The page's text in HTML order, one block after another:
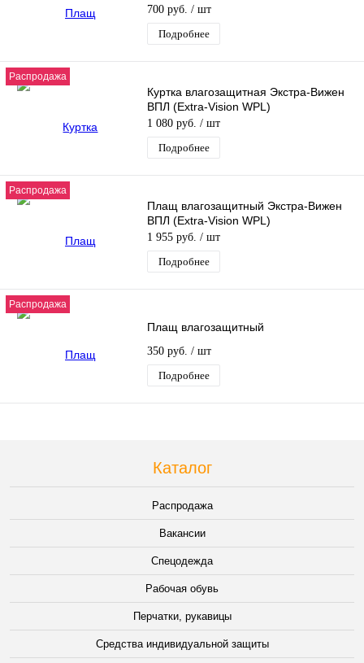
700 руб. / шт
Подробнее
Распродажа
Куртка влагозащитная Экстра-Вижен
ВПЛ (Extra-Vision WPL)
1 080 руб. / шт
Подробнее
Распродажа
Плащ влагозащитный Экстра-Вижен
ВПЛ (Extra-Vision WPL)
1 955 руб. / шт
Подробнее
Распродажа
Плащ влагозащитный
350 руб. / шт
Подробнее
Каталог
Распродажа
Вакансии
Спецодежда
Рабочая обувь
Перчатки, рукавицы
Средства индивидуальной защиты